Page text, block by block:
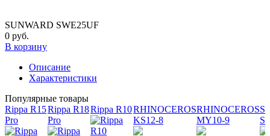
SUNWARD SWE25UF
0 руб.
В корзину
Описание
Характеристики
Популярные товары
Rippa R15
Pro
Rippa R18
Pro
Rippa R10RHINOCEROS
KS12-8
RHINOCEROS
MY10-9